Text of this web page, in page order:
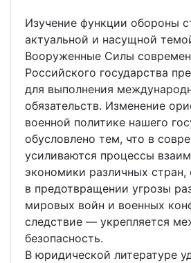
Изучение функции обороны
актуальной и насущной
Вооруженные Силы
Российского государства
для выполнения
обязательств. Изменение
военной политике нашего
обусловлено тем, что в
усиливаются процессы
экономики различных стран,
в предотвращении угрозы
мировых войн и военных
следствие — укрепляется
безопасность.
В юридической литературе